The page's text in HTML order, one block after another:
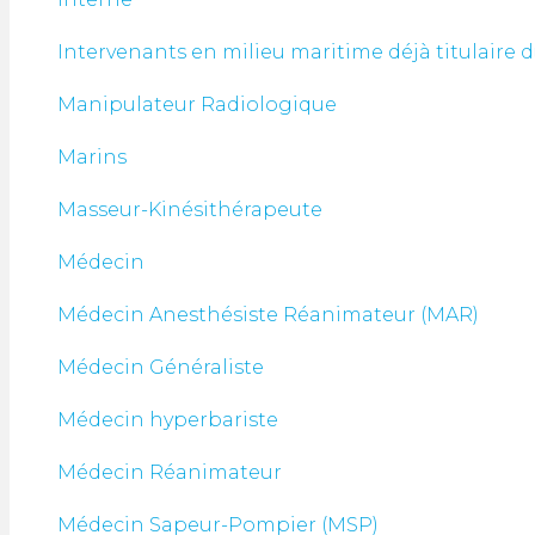
Intervenants en milieu maritime déjà titulaire
Manipulateur Radiologique
Marins
Masseur-Kinésithérapeute
Médecin
Médecin Anesthésiste Réanimateur (MAR)
Médecin Généraliste
Médecin hyperbariste
Médecin Réanimateur
Médecin Sapeur-Pompier (MSP)